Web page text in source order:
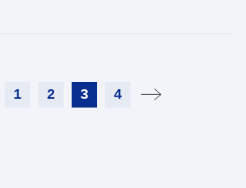
1 2 3 4